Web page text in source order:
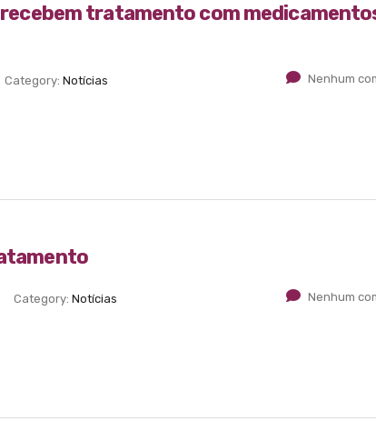
recebem tratamento com
Category: Notícias Nenhum
Category: Notícias Nenhum